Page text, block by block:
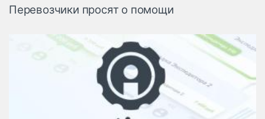
Перевозчики просят о помощи